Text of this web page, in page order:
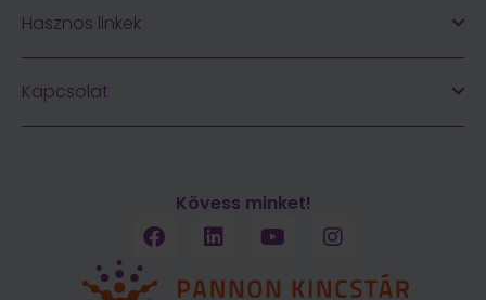
Hasznos linkek
Kapcsolat
Kövess minket!